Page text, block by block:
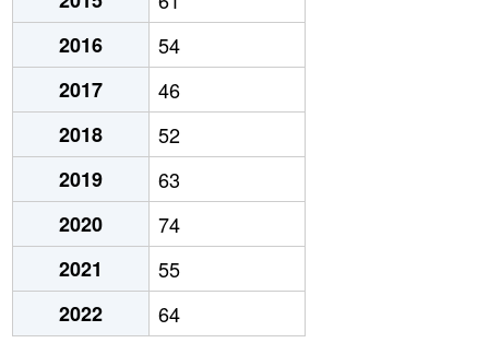
2016
54
2017
46
2018
52
2019
63
2020
74
2021
55
2022
64